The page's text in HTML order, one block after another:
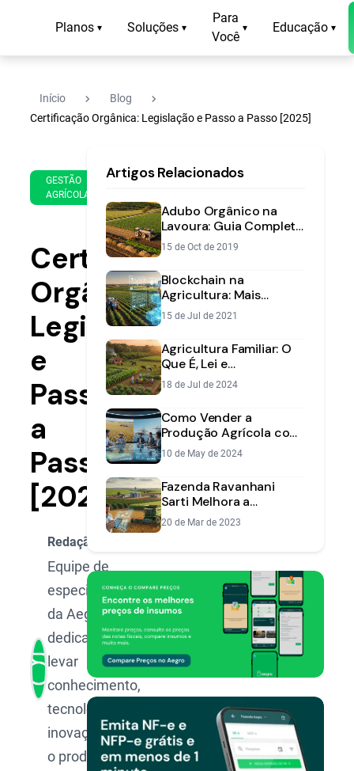
Planos ▾ Soluções ▾
Para
Você
▾ Educação ▾
Início navigate_next Blog navigate_next
Certificação Orgânica: Legislação e Passo a Passo [2025]
GESTÃO
AGRÍCOLA
de
de
2025
min
leitura
Certificação
Orgânica:
Legislação
e
Passo
a
Passo
[2025]
Redação Aegro
Equipe de
especialistas
da Aegro,
dedicada a
levar
conhecimento,
tecnologia e
inovação para
o produtor
Artigos Relacionados
Adubo Orgânico na
Lavoura: Guia Completo
para Aumentar a
Fertilidade do Solo
15 de Oct de 2019
Blockchain na
Agricultura: Mais
Segurança e
Rastreabilidade para o
Seu Negócio
15 de Jul de 2021
Agricultura Familiar: O
Que É, Lei e
Importância... | Aegro
18 de Jul de 2024
Como Vender a
Produção Agrícola com
Mais Lucro: Estratégias
Essenciais
10 de May de 2024
Fazenda Ravanhani
Sarti Melhora a
Produção com o
Sistema Aegro
20 de Mar de 2023